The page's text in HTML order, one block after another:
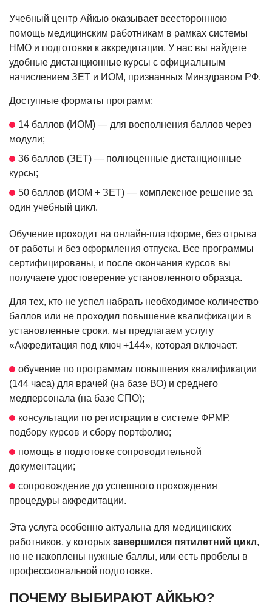
Учебный центр Айкью оказывает всестороннюю
помощь медицинским работникам в рамках системы
НМО и подготовки к аккредитации. У нас вы найдете
удобные дистанционные курсы с официальным
начислением ЗЕТ и ИОМ, признанных Минздравом РФ.
Доступные форматы программ:
14 баллов (ИОМ) — для восполнения баллов через
модули;
36 баллов (ЗЕТ) — полноценные дистанционные
курсы;
50 баллов (ИОМ + ЗЕТ) — комплексное решение за
один учебный цикл.
Обучение проходит на онлайн-платформе, без отрыва
от работы и без оформления отпуска. Все программы
сертифицированы, и после окончания курсов вы
получаете удостоверение установленного образца.
Для тех, кто не успел набрать необходимое количество
баллов или не проходил повышение квалификации в
установленные сроки, мы предлагаем услугу
«Аккредитация под ключ +144», которая включает:
обучение по программам повышения квалификации
(144 часа) для врачей (на базе ВО) и среднего
медперсонала (на базе СПО);
консультации по регистрации в системе ФРМР,
подбору курсов и сбору портфолио;
помощь в подготовке сопроводительной
документации;
сопровождение до успешного прохождения
процедуры аккредитации.
Эта услуга особенно актуальна для медицинских
работников, у которых завершился пятилетний цикл,
но не накоплены нужные баллы, или есть пробелы в
профессиональной подготовке.
ПОЧЕМУ ВЫБИРАЮТ АЙКЬЮ?